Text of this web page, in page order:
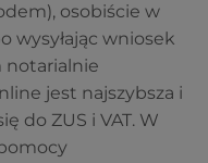
osobiście w
wysyłając wniosek
notarialnie
jest najszybsza i
do ZUS i VAT. W